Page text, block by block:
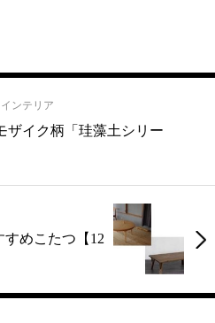
インテリア
ザイク柄「珪藻土シリー
めこたつ【12